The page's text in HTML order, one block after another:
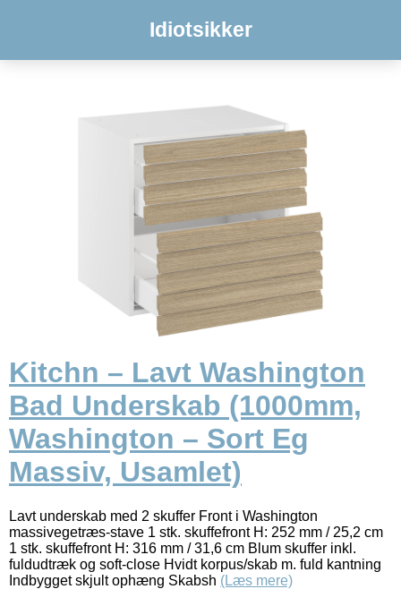
Idiotsikker
Kitchn – Lavt Washington
Bad Underskab (1000mm,
Washington – Sort Eg
Massiv, Usamlet)
Lavt underskab med 2 skuffer Front i Washington
massivegetræs-stave 1 stk. skuffefront H: 252 mm / 25,2 cm
1 stk. skuffefront H: 316 mm / 31,6 cm Blum skuffer inkl.
fuldudtræk og soft-close Hvidt korpus/skab m. fuld kantning
Indbygget skjult ophæng Skabsh (Læs mere)